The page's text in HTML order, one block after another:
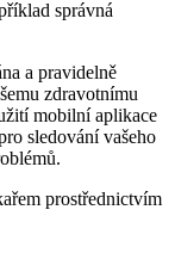
správná
a pravidelně
zdravotnímu
mobilní aplikace
sledování vašeho